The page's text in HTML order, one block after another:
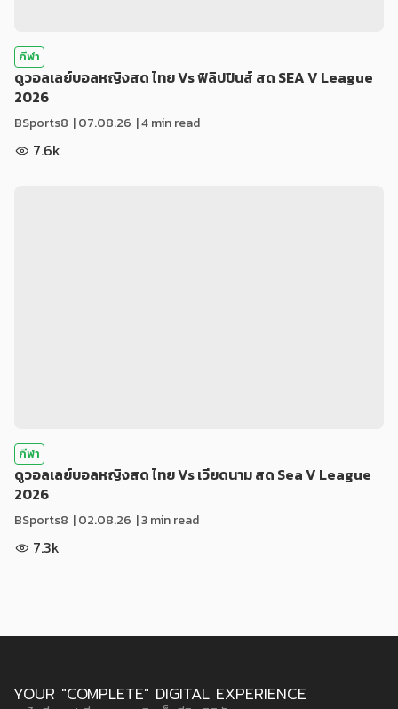
กีฬา
ดูวอลเลย์บอลหญิงสด ไทย Vs ฟิลิปปินส์ สด SEA V League
2026
BSports8 |07.08.26 | 4 min read
7.6k
กีฬา
ดูวอลเลย์บอลหญิงสด ไทย Vs เวียดนาม สด Sea V League
2026
BSports8 |02.08.26 | 3 min read
7.3k
YOUR "COMPLETE" DIGITAL EXPERIENCE